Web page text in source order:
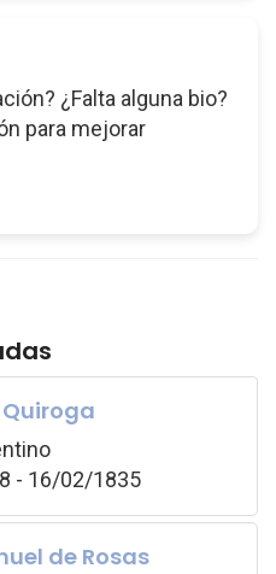
¿Falta alguna bio?
para mejorar
- 16/02/1835
de Rosas